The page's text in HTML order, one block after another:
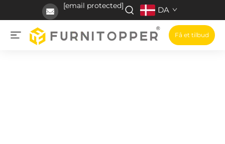
[email protected] DA
Få et tilbud